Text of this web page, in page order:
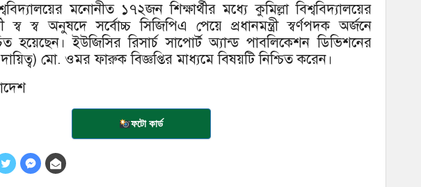
মনোনীত ১৭২জন শিক্ষার্থীর মধ্যে কুমিল্লা বিশ্ববিদ্যালয়ের
স্ব স্ব অনুষদে সর্বোচ্চ সিজিপিএ পেয়ে প্রধানমন্ত্রী স্বর্ণপদক অর্জনে
হয়েছেন। ইউজিসির রিসার্চ সাপোর্ট অ্যান্ড পাবলিকেশন ডিভিশনের
মো. ওমর ফারুক বিজ্ঞপ্তির মাধ্যমে বিষয়টি নিশ্চিত করেন।
ফটো কার্ড